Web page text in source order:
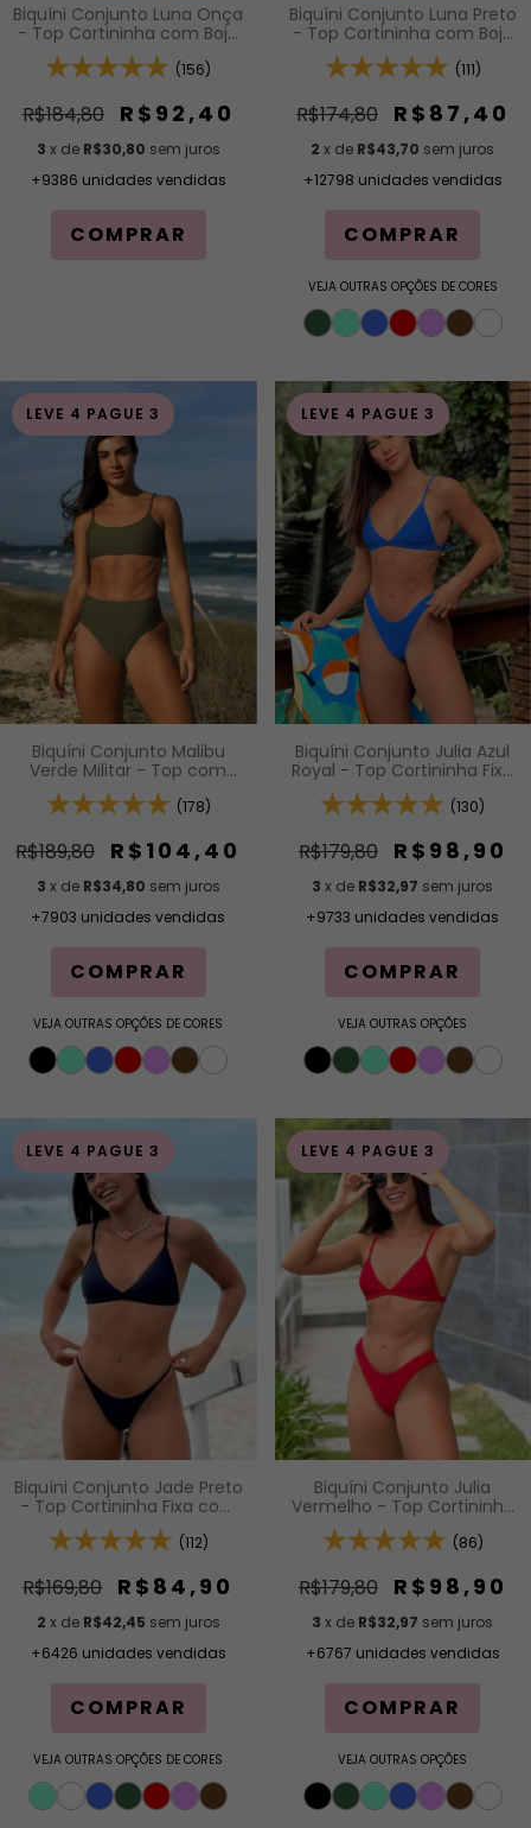
Biquíni Conjunto Luna Onça
- Top Cortininha com Bojo
Removível e Calcinha com
Amarração Lateral
(156)
R$184,80 R$92,40
3 x de R$30,80 sem juros
+9386 unidades vendidas
COMPRAR
Biquíni Conjunto Luna Preto
- Top Cortininha com Bojo
Removível e Calcinha de
Lacinho com Amarração
(111)
R$174,80 R$87,40
2 x de R$43,70 sem juros
+12798 unidades vendidas
COMPRAR
VEJA OUTRAS OPÇÕES DE CORES
LEVE 4 PAGUE 3
Biquíni Conjunto Malibu
Verde Militar - Top com
Alças Fixas e Bojo
Removível e Calcinha
(178)
R$189,80 R$104,40
3 x de R$34,80 sem juros
+7903 unidades vendidas
COMPRAR
VEJA OUTRAS OPÇÕES DE CORES
LEVE 4 PAGUE 3
Biquíni Conjunto Julia Azul
Royal - Top Cortininha Fixa
com Bojo Removível e
Calcinha Asa Delta Fio
(130)
R$179,80 R$98,90
3 x de R$32,97 sem juros
+9733 unidades vendidas
COMPRAR
VEJA OUTRAS OPÇÕES
LEVE 4 PAGUE 3
Biquíni Conjunto Jade Preto
- Top Cortininha Fixa com
Acabamento em Viés e
Bojo Removível e Calcinha
Para Bronzeado)
(112)
R$169,80 R$84,90
2 x de R$42,45 sem juros
+6426 unidades vendidas
COMPRAR
VEJA OUTRAS OPÇÕES DE CORES
LEVE 4 PAGUE 3
Biquíni Conjunto Julia
Vermelho - Top Cortininha
Fixa com Bojo Removível e
Calcinha Asa Delta Fio
(86)
R$179,80 R$98,90
3 x de R$32,97 sem juros
+6767 unidades vendidas
COMPRAR
VEJA OUTRAS OPÇÕES